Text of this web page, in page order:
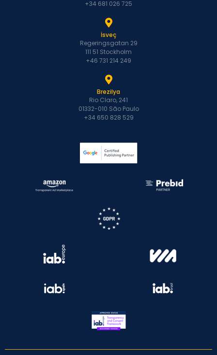
+34 681 026 725
İsveç
Regeringsgatan 29
111 51 Stockholm
+46 731 214 249
Brezilya
Rio Claro, 241
01332-010 São Paulo
+34 650 828 529